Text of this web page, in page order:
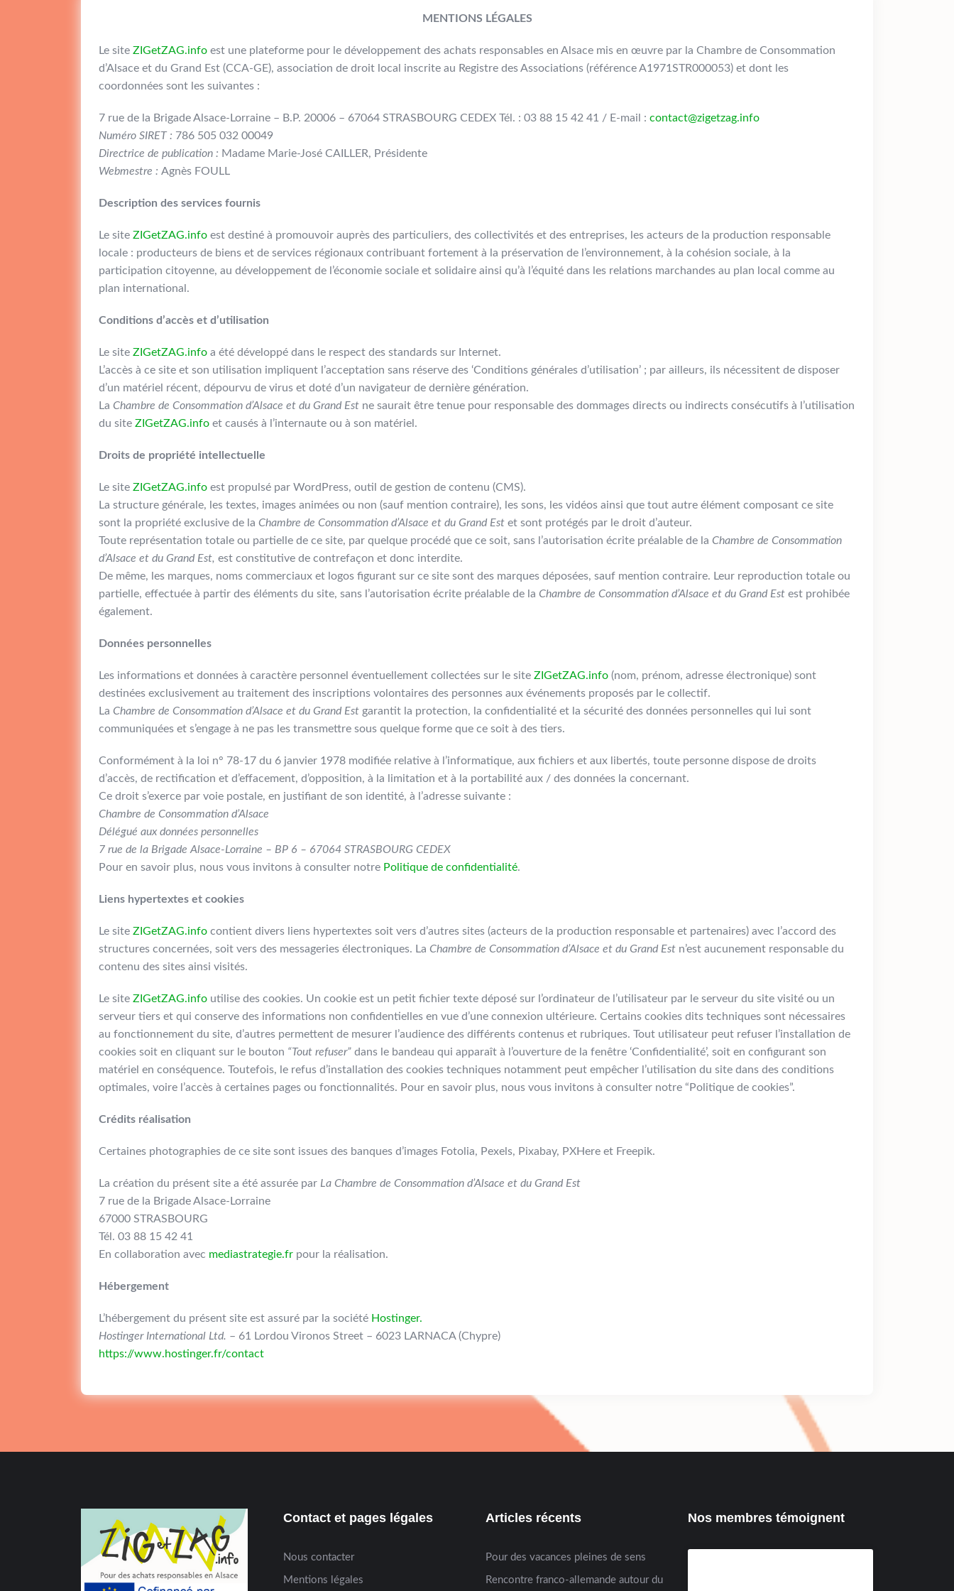
MENTIONS LÉGALES
Le site ZIGetZAG.info est une plateforme pour le développement des achats responsables en Alsace mis en œuvre par la Chambre de Consommation
d’Alsace et du Grand Est (CCA-GE), association de droit local inscrite au Registre des Associations (référence A1971STR000053) et dont les
coordonnées sont les suivantes :
7 rue de la Brigade Alsace-Lorraine – B.P. 20006 – 67064 STRASBOURG CEDEX Tél. : 03 88 15 42 41 / E-mail : contact@zigetzag.info
Numéro SIRET : 786 505 032 00049
Directrice de publication : Madame Marie-José CAILLER, Présidente
Webmestre : Agnès FOULL
Description des services fournis
Le site ZIGetZAG.info est destiné à promouvoir auprès des particuliers, des collectivités et des entreprises, les acteurs de la production responsable
locale : producteurs de biens et de services régionaux contribuant fortement à la préservation de l’environnement, à la cohésion sociale, à la
participation citoyenne, au développement de l’économie sociale et solidaire ainsi qu’à l’équité dans les relations marchandes au plan local comme au
plan international.
Conditions d’accès et d’utilisation
Le site ZIGetZAG.info a été développé dans le respect des standards sur Internet.
L’accès à ce site et son utilisation impliquent l’acceptation sans réserve des ‘Conditions générales d’utilisation’ ; par ailleurs, ils nécessitent de disposer
d’un matériel récent, dépourvu de virus et doté d’un navigateur de dernière génération.
La Chambre de Consommation d’Alsace et du Grand Est ne saurait être tenue pour responsable des dommages directs ou indirects consécutifs à l’utilisation
du site ZIGetZAG.info et causés à l’internaute ou à son matériel.
Droits de propriété intellectuelle
Le site ZIGetZAG.info est propulsé par WordPress, outil de gestion de contenu (CMS).
La structure générale, les textes, images animées ou non (sauf mention contraire), les sons, les vidéos ainsi que tout autre élément composant ce site
sont la propriété exclusive de la Chambre de Consommation d’Alsace et du Grand Est et sont protégés par le droit d’auteur.
Toute représentation totale ou partielle de ce site, par quelque procédé que ce soit, sans l’autorisation écrite préalable de la Chambre de Consommation
d’Alsace et du Grand Est, est constitutive de contrefaçon et donc interdite.
De même, les marques, noms commerciaux et logos figurant sur ce site sont des marques déposées, sauf mention contraire. Leur reproduction totale ou
partielle, effectuée à partir des éléments du site, sans l’autorisation écrite préalable de la Chambre de Consommation d’Alsace et du Grand Est est prohibée
également.
Données personnelles
Les informations et données à caractère personnel éventuellement collectées sur le site ZIGetZAG.info (nom, prénom, adresse électronique) sont
destinées exclusivement au traitement des inscriptions volontaires des personnes aux événements proposés par le collectif.
La Chambre de Consommation d’Alsace et du Grand Est garantit la protection, la confidentialité et la sécurité des données personnelles qui lui sont
communiquées et s’engage à ne pas les transmettre sous quelque forme que ce soit à des tiers.
Conformément à la loi n° 78-17 du 6 janvier 1978 modifiée relative à l’informatique, aux fichiers et aux libertés, toute personne dispose de droits
d’accès, de rectification et d’effacement, d’opposition, à la limitation et à la portabilité aux / des données la concernant.
Ce droit s’exerce par voie postale, en justifiant de son identité, à l’adresse suivante :
Chambre de Consommation d’Alsace
Délégué aux données personnelles
7 rue de la Brigade Alsace-Lorraine – BP 6 – 67064 STRASBOURG CEDEX
Pour en savoir plus, nous vous invitons à consulter notre Politique de confidentialité.
Liens hypertextes et cookies
Le site ZIGetZAG.info contient divers liens hypertextes soit vers d’autres sites (acteurs de la production responsable et partenaires) avec l’accord des
structures concernées, soit vers des messageries électroniques. La Chambre de Consommation d’Alsace et du Grand Est n’est aucunement responsable du
contenu des sites ainsi visités.
Le site ZIGetZAG.info utilise des cookies. Un cookie est un petit fichier texte déposé sur l’ordinateur de l’utilisateur par le serveur du site visité ou un
serveur tiers et qui conserve des informations non confidentielles en vue d’une connexion ultérieure. Certains cookies dits techniques sont nécessaires
au fonctionnement du site, d’autres permettent de mesurer l’audience des différents contenus et rubriques. Tout utilisateur peut refuser l’installation de
cookies soit en cliquant sur le bouton “Tout refuser” dans le bandeau qui apparaît à l’ouverture de la fenêtre ‘Confidentialité’, soit en configurant son
matériel en conséquence. Toutefois, le refus d’installation des cookies techniques notamment peut empêcher l’utilisation du site dans des conditions
optimales, voire l’accès à certaines pages ou fonctionnalités. Pour en savoir plus, nous vous invitons à consulter notre “Politique de cookies”.
Crédits réalisation
Certaines photographies de ce site sont issues des banques d’images Fotolia, Pexels, Pixabay, PXHere et Freepik.
La création du présent site a été assurée par La Chambre de Consommation d’Alsace et du Grand Est
7 rue de la Brigade Alsace-Lorraine
67000 STRASBOURG
Tél. 03 88 15 42 41
En collaboration avec mediastrategie.fr pour la réalisation.
Hébergement
L’hébergement du présent site est assuré par la société Hostinger.
Hostinger International Ltd. – 61 Lordou Vironos Street – 6023 LARNACA (Chypre)
https://www.hostinger.fr/contact
Contact et pages légales
Nous contacter
Mentions légales
Articles récents
Pour des vacances pleines de sens
Rencontre franco-allemande autour du
Nos membres témoignent